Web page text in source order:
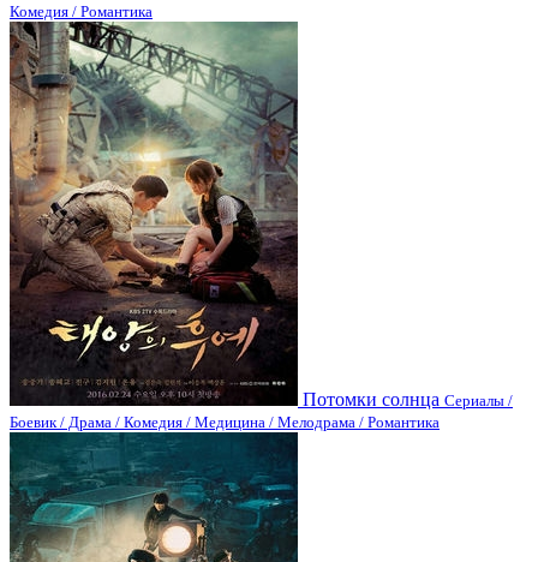
Комедия / Романтика
Потомки солнца Сериалы /
Боевик / Драма / Комедия / Медицина / Мелодрама / Романтика